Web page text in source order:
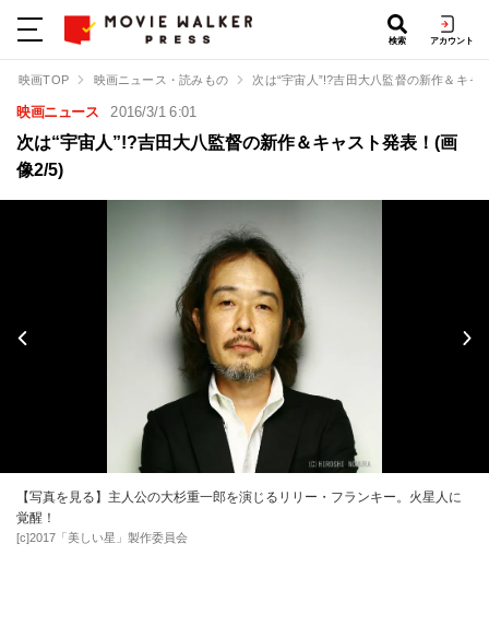
検索 アカウント
映画TOP 映画ニュース・読みもの 次は“宇宙人”!?吉田大八監督の新作＆キャ
映画ニュース 2016/3/1 6:01
次は“宇宙人”!?吉田大八監督の新作＆キャスト発表！(画
像2/5)
【写真を見る】主人公の大杉重一郎を演じるリリー・フランキー。火星人に
覚醒！
[c]2017「美しい星」製作委員会